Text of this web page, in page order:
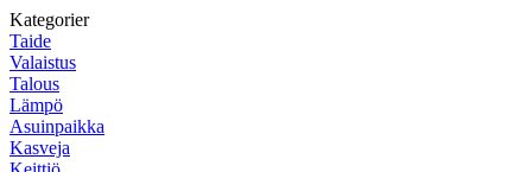
Kategorier
Taide
Valaistus
Talous
Lämpö
Asuinpaikka
Kasveja